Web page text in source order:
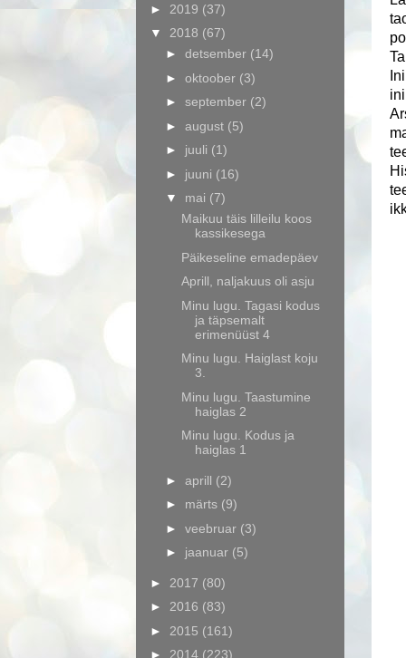
► 2019 (37)
▼ 2018 (67)
► detsember (14)
► oktoober (3)
► september (2)
► august (5)
► juuli (1)
► juuni (16)
▼ mai (7)
Maikuu täis lilleilu koos
kassikesega
Päikeseline emadepäev
Aprill, naljakuus oli asju
Minu lugu. Tagasi kodus
ja täpsemalt
erimenüüst 4
Minu lugu. Haiglast koju
3.
Minu lugu. Taastumine
haiglas 2
Minu lugu. Kodus ja
haiglas 1
► aprill (2)
► märts (9)
► veebruar (3)
► jaanuar (5)
► 2017 (80)
► 2016 (83)
► 2015 (161)
► 2014 (223)